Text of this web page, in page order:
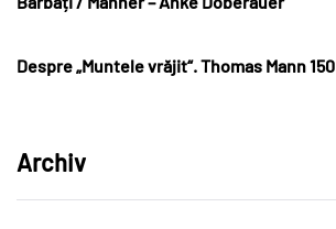
Despre „Muntele vrăjit“. Thomas Mann 150
Archiv